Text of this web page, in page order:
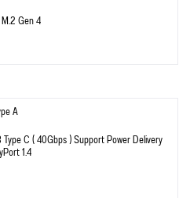
Gen 4
A
Type C ( 40Gbps ) Support Power Delivery
1.4